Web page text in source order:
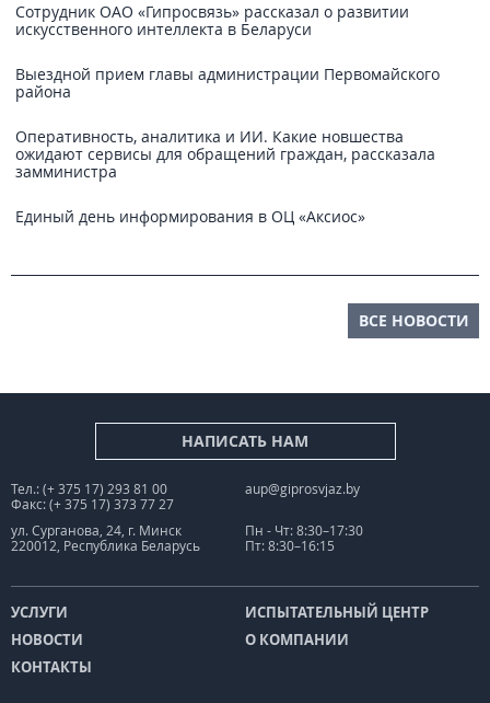
Сотрудник ОАО «Гипросвязь» рассказал о развитии
искусственного интеллекта в Беларуси
Выездной прием главы администрации Первомайского
района
Оперативность, аналитика и ИИ. Какие новшества
ожидают сервисы для обращений граждан, рассказала
замминистра
Единый день информирования в ОЦ «Аксиос»
ВСЕ НОВОСТИ
НАПИСАТЬ НАМ
Тел.: (+ 375 17) 293 81 00
Факс: (+ 375 17) 373 77 27
aup@giprosvjaz.by
ул. Сурганова, 24, г. Минск
220012, Республика Беларусь
Пн - Чт: 8:30–17:30
Пт: 8:30–16:15
УСЛУГИ
ИСПЫТАТЕЛЬНЫЙ ЦЕНТР
НОВОСТИ
О КОМПАНИИ
КОНТАКТЫ